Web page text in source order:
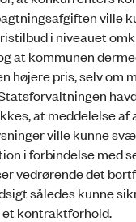
ville
i niveauet
at kommunen
højere pris, selv om
at meddelelse af
ville kunne
i forbindelse med
vedrørende det
således kunne
kontraktforhold.